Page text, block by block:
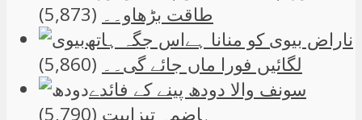
طاقت بڑھاو۔۔ (5,873)
ناراض بیوی کو منانا ہےاس جگہ ہاتھ
لگائیں فورا ماں جائے گی۔۔ (5,860)
سونف والا دودھ پینے کے فائدے
ہاضمہ تیزابیت (5,790)